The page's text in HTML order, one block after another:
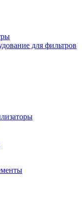
для фильтров